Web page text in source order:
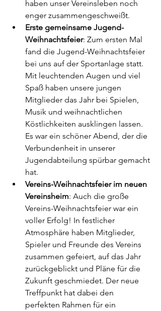
haben unser Vereinsleben noch
enger zusammengeschweißt.
Erste gemeinsame Jugend-
Weihnachtsfeier: Zum ersten Mal
fand die Jugend-Weihnachtsfeier
bei uns auf der Sportanlage statt.
Mit leuchtenden Augen und viel
Spaß haben unsere jungen
Mitglieder das Jahr bei Spielen,
Musik und weihnachtlichen
Köstlichkeiten ausklingen lassen.
Es war ein schöner Abend, der die
Verbundenheit in unserer
Jugendabteilung spürbar gemacht
hat.
Vereins-Weihnachtsfeier im neuen
Vereinsheim: Auch die große
Vereins-Weihnachtsfeier war ein
voller Erfolg! In festlicher
Atmosphäre haben Mitglieder,
Spieler und Freunde des Vereins
zusammen gefeiert, auf das Jahr
zurückgeblickt und Pläne für die
Zukunft geschmiedet. Der neue
Treffpunkt hat dabei den
perfekten Rahmen für ein